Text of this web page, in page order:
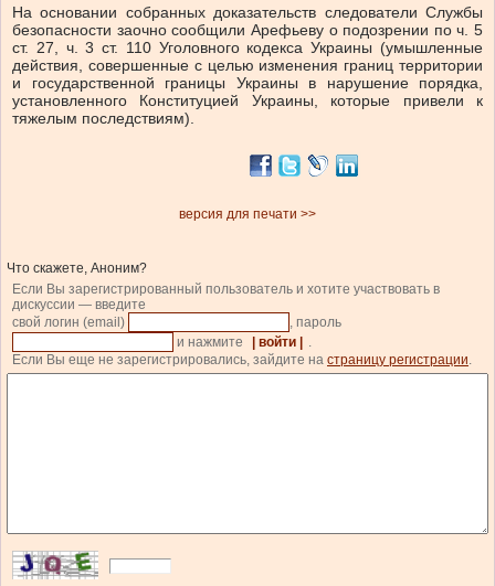
На основании собранных доказательств следователи Службы
безопасности заочно сообщили Арефьеву о подозрении по ч. 5
ст. 27, ч. 3 ст. 110 Уголовного кодекса Украины (умышленные
действия, совершенные с целью изменения границ территории
и государственной границы Украины в нарушение порядка,
установленного Конституцией Украины, которые привели к
тяжелым последствиям).
версия для печати >>
Что скажете, Аноним?
Если Вы зарегистрированный пользователь и хотите участвовать в
дискуссии — введите
свой логин (email)
, пароль
и нажмите
| войти |
.
Если Вы еще не зарегистрировались, зайдите на страницу регистрации.